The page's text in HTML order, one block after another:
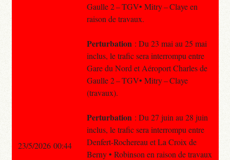
Gaulle 2 – TGV• Mitry – Claye en
raison de travaux.
Perturbation : Du 23 mai au 25 mai
inclus, le trafic sera interrompu entre
Gare du Nord et Aéroport Charles de
Gaulle 2 – TGV• Mitry – Claye
(travaux).
Perturbation : Du 27 juin au 28 juin
inclus, le trafic sera interrompu entre
Denfert-Rochereau et La Croix de
Berny • Robinson en raison de travaux
23/5/2026 00:44